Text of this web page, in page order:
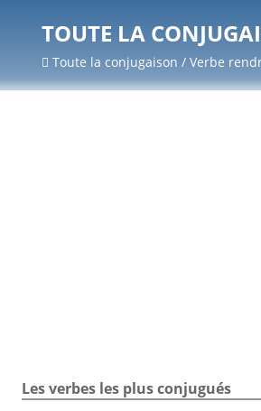
TOUTE LA
Toute la conjugaison / Verbe
Les verbes les plus conjugués